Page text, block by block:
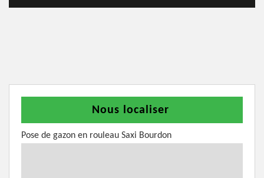
Nous localiser
Pose de gazon en rouleau Saxi Bourdon